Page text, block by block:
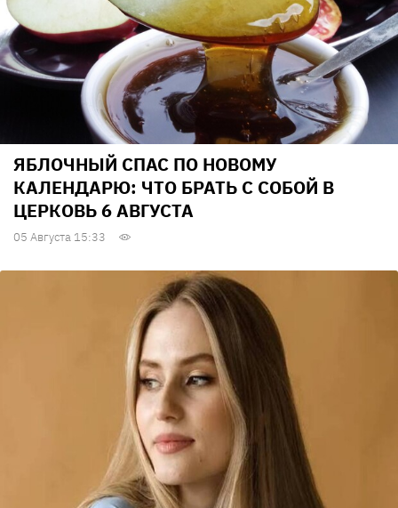
ЯБЛОЧНЫЙ СПАС ПО НОВОМУ
КАЛЕНДАРЮ: ЧТО БРАТЬ С СОБОЙ В
ЦЕРКОВЬ 6 АВГУСТА
05 Августа 15:33